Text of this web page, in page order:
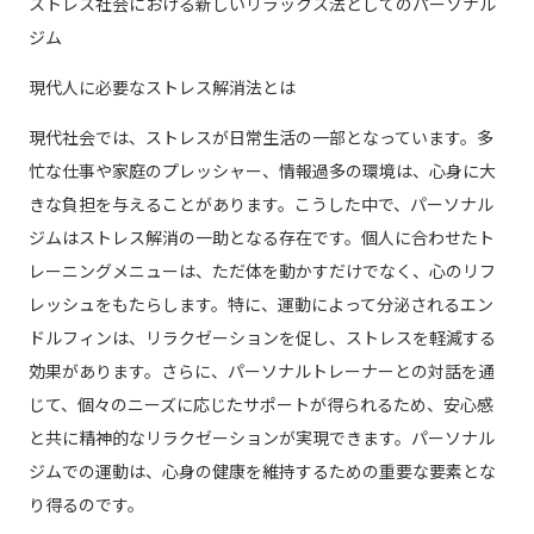
ジム
現代人に必要なストレス解消法とは
現代社会では、ストレスが日常生活の一部となっています。多
忙な仕事や家庭のプレッシャー、情報過多の環境は、心身に大
きな負担を与えることがあります。こうした中で、パーソナル
ジムはストレス解消の一助となる存在です。個人に合わせたト
レーニングメニューは、ただ体を動かすだけでなく、心のリフ
レッシュをもたらします。特に、運動によって分泌されるエン
ドルフィンは、リラクゼーションを促し、ストレスを軽減する
効果があります。さらに、パーソナルトレーナーとの対話を通
じて、個々のニーズに応じたサポートが得られるため、安心感
と共に精神的なリラクゼーションが実現できます。パーソナル
ジムでの運動は、心身の健康を維持するための重要な要素とな
り得るのです。